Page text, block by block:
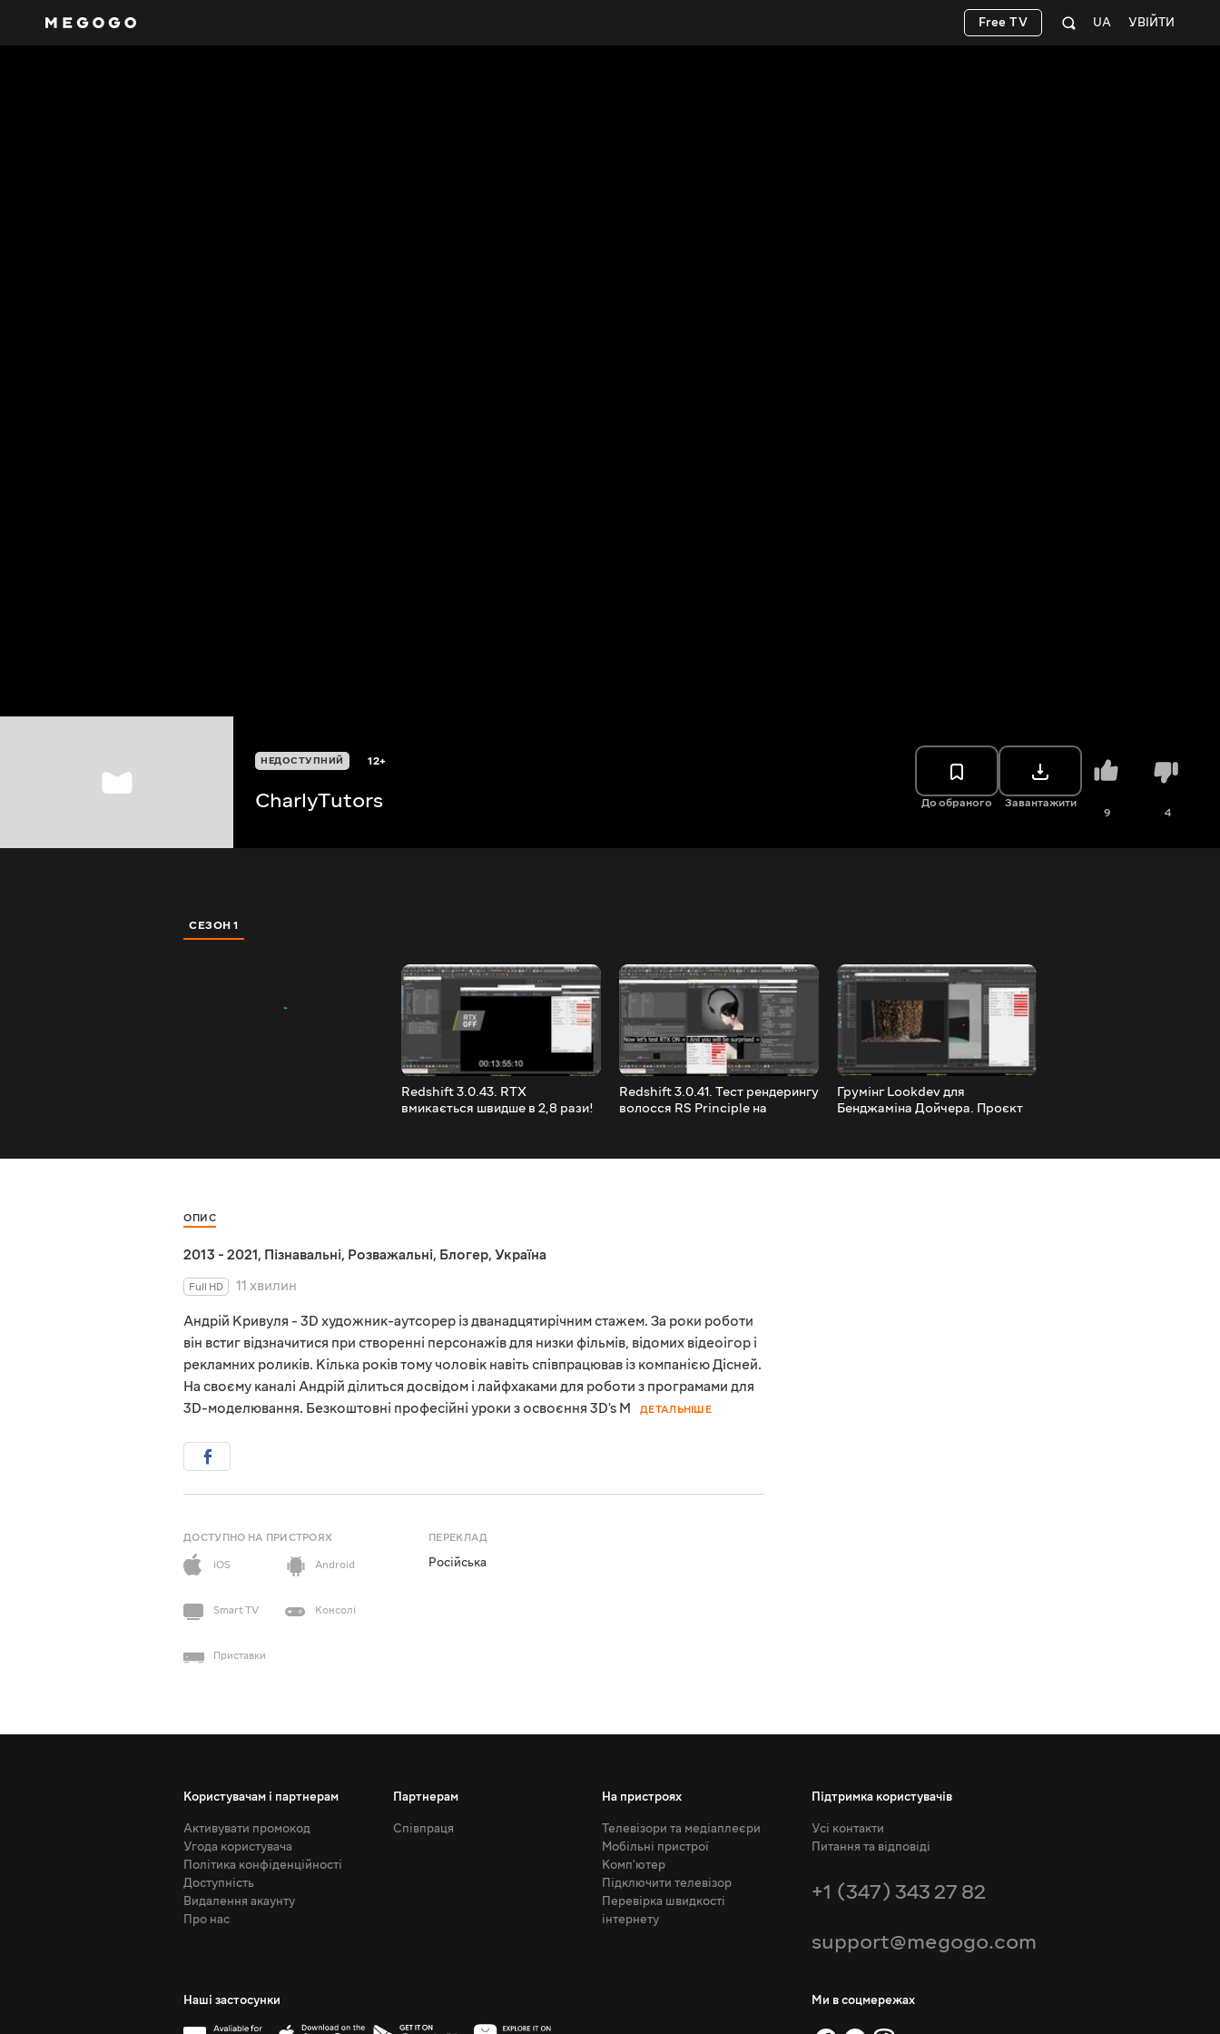
УВІЙТИ
UA
Free TV
НЕДОСТУПНИЙ 12+
CharlyTutors До обраного Завантажити
9 4
СЕЗОН 1
Redshift 3.0.43. RTX
вмикається швидше в 2,8 рази!
Redshift 3.0.41. Тест рендерингу
волосся RS Principle на
Грумінг Lookdev для
Бенджаміна Дойчера. Проєкт
ОПИС
2013 - 2021, Пізнавальні, Розважальні, Блогер, Україна
Full HD
11 хвилин
Андрій Кривуля - 3D художник-аутсорер із дванадцятирічним стажем. За роки роботи
він встиг відзначитися при створенні персонажів для низки фільмів, відомих відеоігор і
рекламних роликів. Кілька років тому чоловік навіть співпрацював із компанією Дісней.
На своєму каналі Андрій ділиться досвідом і лайфхаками для роботи з програмами для
3D-моделювання. Безкоштовні професійні уроки з освоєння 3D's M
ДЕТАЛЬНІШЕ
ДОСТУПНО НА ПРИСТРОЯХ
iOS
Android
Smart TV Консолі
Приставки
ПЕРЕКЛАД
Російська
Користувачам і партнерам
Активувати промокод
Угода користувача
Політика конфіденційності
Доступність
Видалення акаунту
Про нас
Партнерам
Співпраця
На пристроях
Телевізори та медіаплеєри
Мобільні пристрої
Комп'ютер
Підключити телевізор
Перевірка швидкості
інтернету
Підтримка користувачів
Усі контакти
Питання та відповіді
+1 (347) 343 27 82
support@megogo.com
Наші застосунки Ми в соцмережах